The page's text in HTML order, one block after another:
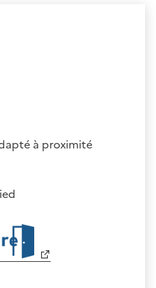
à proximité